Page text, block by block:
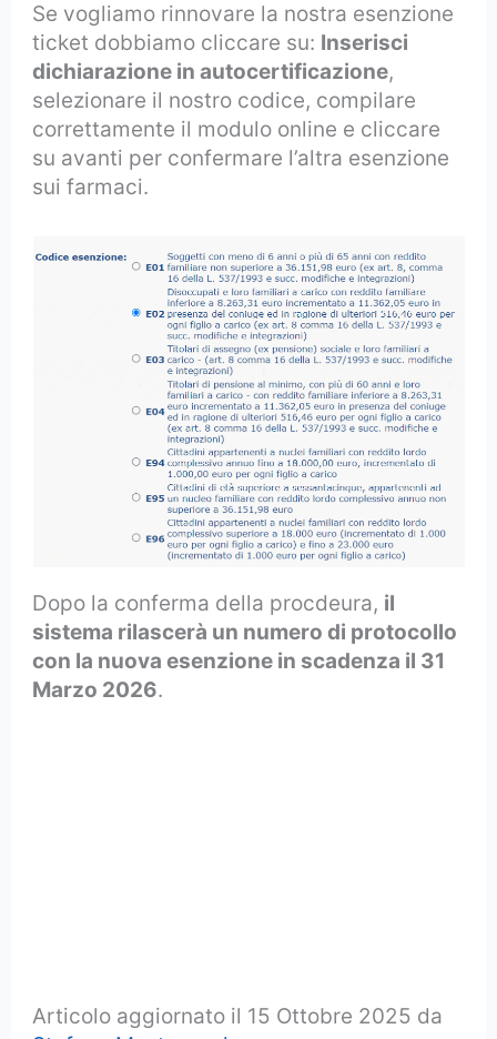
Se vogliamo rinnovare la nostra esenzione
ticket dobbiamo cliccare su: Inserisci
dichiarazione in autocertificazione,
selezionare il nostro codice, compilare
correttamente il modulo online e cliccare
su avanti per confermare l’altra esenzione
sui farmaci.
Dopo la conferma della procdeura, il
sistema rilascerà un numero di protocollo
con la nuova esenzione in scadenza il 31
Marzo 2026.
Articolo aggiornato il 15 Ottobre 2025 da